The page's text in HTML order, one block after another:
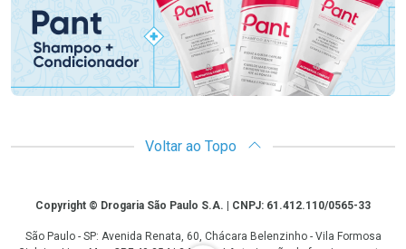
Voltar ao Topo
CopyrightCopyright © Drogaria São Paulo S.A. | CNPJ: 61.412.110/0565-33
São Paulo - SP: Avenida Renata, 60, Chácara Belenzinho - Vila Formosa